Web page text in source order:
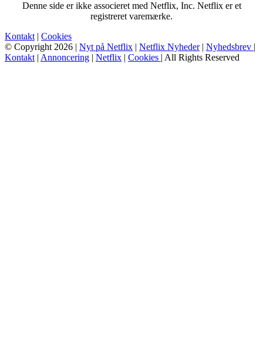
Denne side er ikke associeret med Netflix, Inc. Netflix er et
registreret varemærke.
Kontakt | Cookies
© Copyright 2026 | Nyt på Netflix | Netflix Nyheder| Nyhedsbrev |
Kontakt | Annoncering | Netflix | Cookies | All Rights Reserved